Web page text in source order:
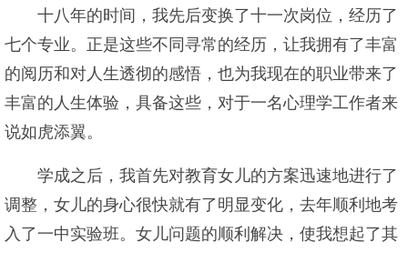
十八年的时间，我先后变换了十一次岗位，经历了
七个专业。正是这些不同寻常的经历，让我拥有了丰富
的阅历和对人生透彻的感悟，也为我现在的职业带来了
丰富的人生体验，具备这些，对于一名心理学工作者来
说如虎添翼。
学成之后，我首先对教育女儿的方案迅速地进行了
调整，女儿的身心很快就有了明显变化，去年顺利地考
入了一中实验班。女儿问题的顺利解决，使我想起了其